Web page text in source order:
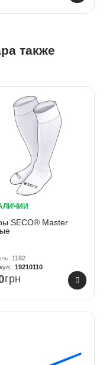
также
SECO® Master
1182
19210110
грн